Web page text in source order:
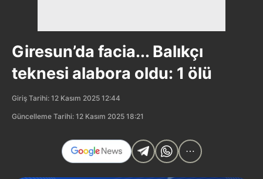
Giresun’da facia... Balıkçı
teknesi alabora oldu: 1 ölü
Giriş Tarihi: 12 Kasım 2025 12:44
Güncelleme Tarihi: 12 Kasım 2025 18:21